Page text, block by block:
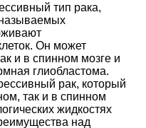
тип рака,
называемых
Он может
и в спинном мозге и
глиобластома.
рак, который
так и в спинном
жидкостях
над